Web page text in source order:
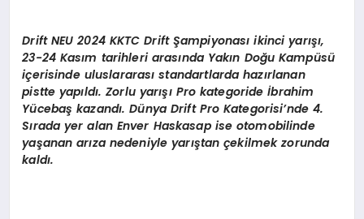
Drift NEU 2024 KKTC Drift Şampiyonası ikinci yarışı,
23-24 Kasım tarihleri arasında Yakın Doğu Kampüsü
içerisinde uluslararası standartlarda hazırlanan
pistte yapıldı. Zorlu yarışı Pro kategoride İbrahim
Yücebaş kazandı. Dünya Drift Pro Kategorisi’nde 4.
Sırada yer alan Enver Haskasap ise otomobilinde
yaşanan arıza nedeniyle yarıştan çekilmek zorunda
kaldı.